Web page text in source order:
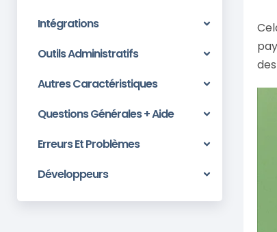
Intégrations
Outils Administratifs
Autres Caractéristiques
Questions Générales + Aide
Erreurs Et Problèmes
Développeurs